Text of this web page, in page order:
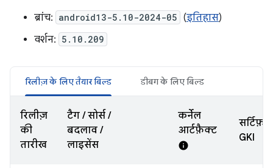
ब्रांच: android13-5.10-2024-05 (इतिहास)
वर्शन: 5.10.209
रिलीज़ के लिए तैयार बिल्ड डीबग के लिए बिल्ड
रिलीज़
की
तारीख
टैग / सोर्स /
बदलाव /
लाइसेंस
कर्नेल
आर्टफ़ैक्ट
info
GKI